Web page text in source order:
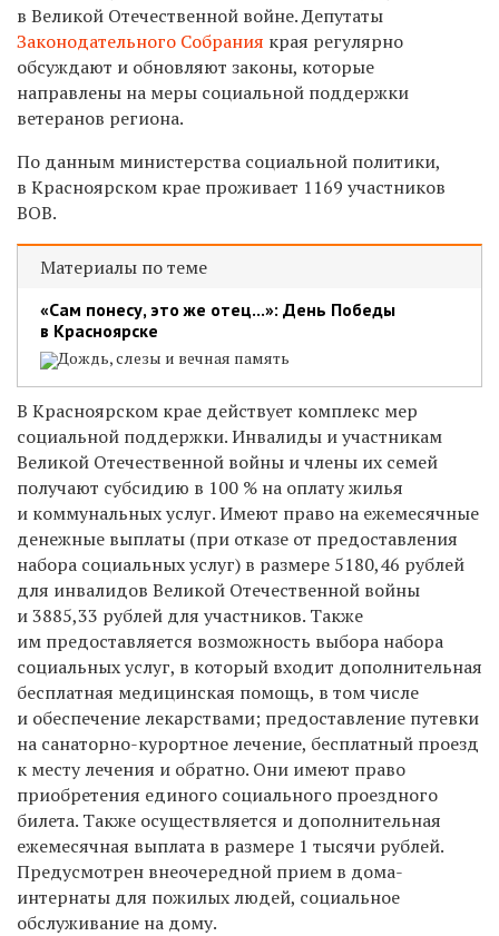
в Великой Отечественной войне. Депутаты
Законодательного Собрания края регулярно
обсуждают и обновляют законы, которые
направлены на меры социальной поддержки
ветеранов региона.
По данным министерства социальной политики,
в Красноярском крае проживает 1169 участников
ВОВ.
Материалы по теме
«Сам понесу, это же отец...»: День Победы
в Красноярске
Дождь, слезы и вечная память
В Красноярском крае действует комплекс мер
социальной поддержки. Инвалиды и участникам
Великой Отечественной войны и члены их семей
получают субсидию в 100 % на оплату жилья
и коммунальных услуг. Имеют право на ежемесячные
денежные выплаты (при отказе от предоставления
набора социальных услуг) в размере 5180,46 рублей
для инвалидов Великой Отечественной войны
и 3885,33 рублей для участников. Также
им предоставляется возможность выбора набора
социальных услуг, в который входит дополнительная
бесплатная медицинская помощь, в том числе
и обеспечение лекарствами; предоставление путевки
на санаторно-курортное лечение, бесплатный проезд
к месту лечения и обратно. Они имеют право
приобретения единого социального проездного
билета. Также осуществляется и дополнительная
ежемесячная выплата в размере 1 тысячи рублей.
Предусмотрен внеочередной прием в дома-
интернаты для пожилых людей, социальное
обслуживание на дому.